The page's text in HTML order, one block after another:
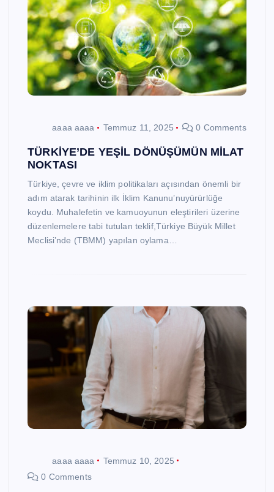
aaaa aaaa Temmuz 11, 2025 0 Comments
TÜRKİYE’DE YEŞİL DÖNÜŞÜMÜN MİLAT
NOKTASI
Türkiye, çevre ve iklim politikaları açısından önemli bir
adım atarak tarihinin ilk İklim Kanunu’nuyürürlüğe
koydu. Muhalefetin ve kamuoyunun eleştirileri üzerine
düzenlemelere tabi tutulan teklif,Türkiye Büyük Millet
Meclisi’nde (TBMM) yapılan oylama…
aaaa aaaa
Temmuz 10, 2025
0 Comments